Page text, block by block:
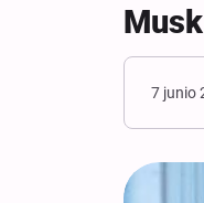
7 junio